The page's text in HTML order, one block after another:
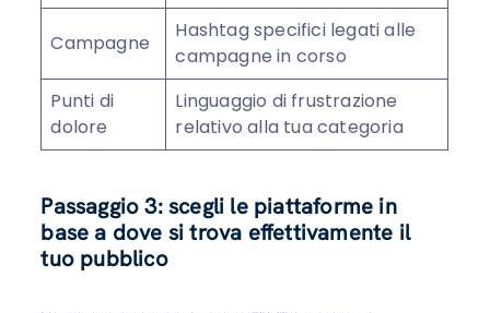
Campagne
Hashtag specifici legati alle
campagne in corso
Punti di
dolore
Linguaggio di frustrazione
relativo alla tua categoria
Passaggio 3: scegli le piattaforme in
base a dove si trova effettivamente il
tuo pubblico